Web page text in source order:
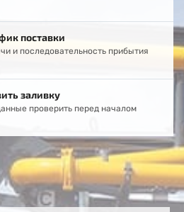
поставки
и последовательность прибытия
заливку
проверить перед началом